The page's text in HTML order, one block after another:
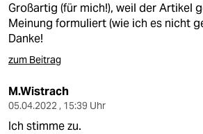
Großartig (für mich!), weil der Artikel
Meinung formuliert (wie ich es nicht
Danke!
zum Beitrag
M.Wistrach
05.04.2022 , 15:39 Uhr
Ich stimme zu.